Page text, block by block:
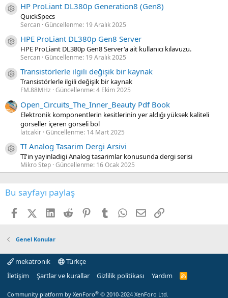
Kaynak ikon/amblem
HP ProLiant DL380p Generation8 (Gen8)
QuickSpecs
Sercan Güncellenme: 19 Aralık 2025
Kaynak ikon/amblem
HPE ProLiant DL380p Gen8 Server
HPE ProLiant DL380p Gen8 Server'a ait kullanıcı kılavuzu.
Sercan Güncellenme: 19 Aralık 2025
Kaynak ikon/amblem
Transistörlerle ilgili değişik bir kaynak
Transistörlerle ilgili değişik bir kaynak
FM.88MHz Güncellenme:4 Ekim 2025
Open_Circuits_The_Inner_Beauty Pdf Book
Elektronik komponentlerin kesitlerinin yer aldığı yüksek kaliteli
görseller içeren görseli bol
latcakir Güncellenme: 14 Mart 2025
Kaynak ikon/amblem
TI Analog Tasarim Dergi Arsivi
TI'in yayinladigi Analog tasarimlar konusunda dergi serisi
Mikro Step Güncellenme: 16 Ocak 2025
Bu sayfayı paylaş
FacebookX (Twitter)
LinkedIn
Reddit PinterestTumblr WhatsApp
E-postaLink
Genel Konular
mekatronik
Türkçe
İletişim
Şartlar ve kurallar Gizlilik politikası Yardım
R
Community platform by XenForo® © 2010-2024 XenForo Ltd.